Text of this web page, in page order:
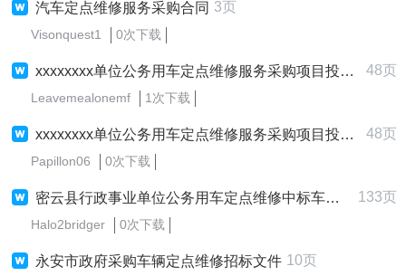
汽车定点维修服务采购合同 3页
Visonquest1 0次下载
xxxxxxxx单位公务用车定点维修服务采购项目投标文件模版 48页
Leavemealonemf 1次下载
xxxxxxxx单位公务用车定点维修服务采购项目投标文件模版 48页
Papillon06 0次下载
密云县行政事业单位公务用车定点维修中标车型价格表 133页
Halo2bridger 0次下载
永安市政府采购车辆定点维修招标文件 10页